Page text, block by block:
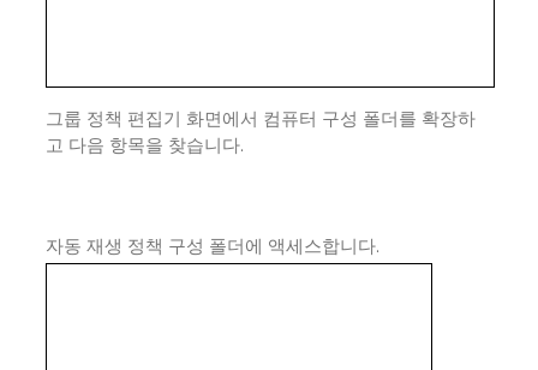
그룹 정책 편집기 화면에서 컴퓨터 구성 폴더를 확장하
고 다음 항목을 찾습니다.
자동 재생 정책 구성 폴더에 액세스합니다.